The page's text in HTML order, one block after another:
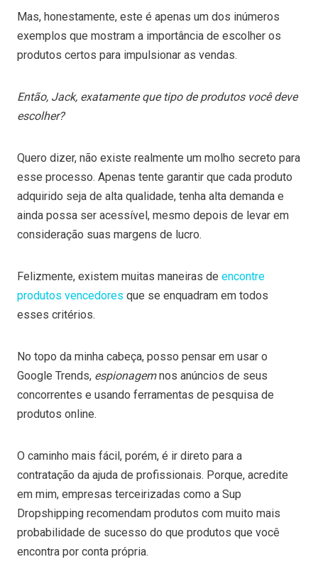
Mas, honestamente, este é apenas um dos inúmeros
exemplos que mostram a importância de escolher os
produtos certos para impulsionar as vendas.
Então, Jack, exatamente que tipo de produtos você deve
escolher?
Quero dizer, não existe realmente um molho secreto para
esse processo. Apenas tente garantir que cada produto
adquirido seja de alta qualidade, tenha alta demanda e
ainda possa ser acessível, mesmo depois de levar em
consideração suas margens de lucro.
Felizmente, existem muitas maneiras de encontre
produtos vencedores que se enquadram em todos
esses critérios.
No topo da minha cabeça, posso pensar em usar o
Google Trends, espionagemnos anúncios de seus
concorrentes e usando ferramentas de pesquisa de
produtos online.
O caminho mais fácil, porém, é ir direto para a
contratação da ajuda de profissionais. Porque, acredite
em mim, empresas terceirizadas como a Sup
Dropshipping recomendam produtos com muito mais
probabilidade de sucesso do que produtos que você
encontra por conta própria.